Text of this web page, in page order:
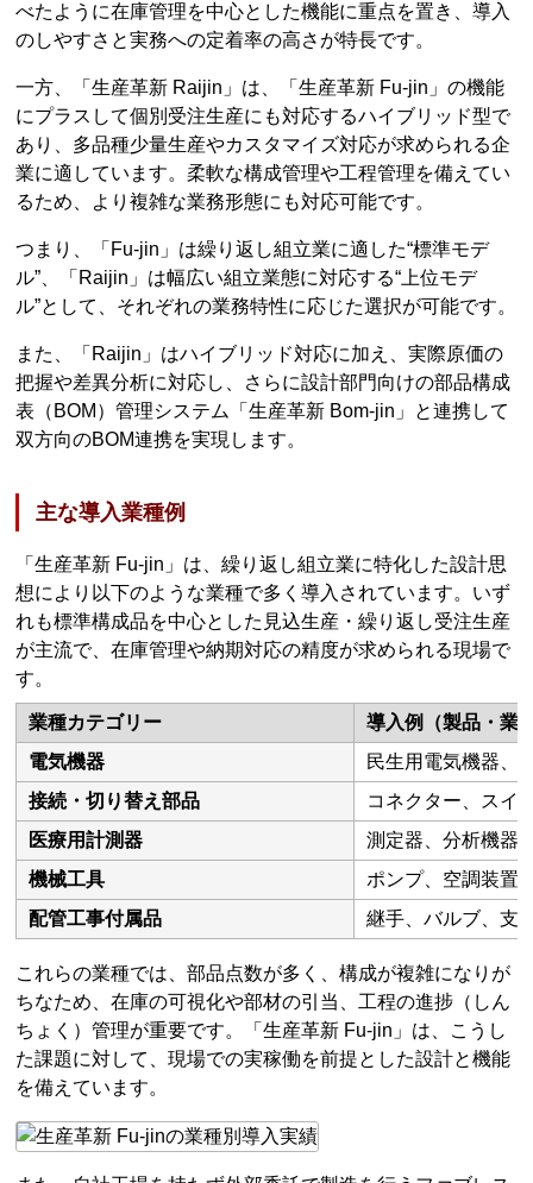
べたように在庫管理を中心とした機能に重点を置き、導入
のしやすさと実務への定着率の高さが特長です。
一方、「生産革新 Raijin」は、「生産革新 Fu-jin」の機能
にプラスして個別受注生産にも対応するハイブリッド型で
あり、多品種少量生産やカスタマイズ対応が求められる企
業に適しています。柔軟な構成管理や工程管理を備えてい
るため、より複雑な業務形態にも対応可能です。
つまり、「Fu-jin」は繰り返し組立業に適した“標準モデ
ル”、「Raijin」は幅広い組立業態に対応する“上位モデ
ル”として、それぞれの業務特性に応じた選択が可能です。
また、「Raijin」はハイブリッド対応に加え、実際原価の
把握や差異分析に対応し、さらに設計部門向けの部品構成
表（BOM）管理システム「生産革新 Bom-jin」と連携して
双方向のBOM連携を実現します。
主な導入業種例
「生産革新 Fu-jin」は、繰り返し組立業に特化した設計思
想により以下のような業種で多く導入されています。いず
れも標準構成品を中心とした見込生産・繰り返し受注生産
が主流で、在庫管理や納期対応の精度が求められる現場で
す。
業種カテゴリー
導入例（製品・業
電気機器
民生用電気機器、
接続・切り替え部品
コネクター、スイ
医療用計測器
測定器、分析機器
機械工具
ポンプ、空調装置
配管工事付属品
継手、バルブ、支
これらの業種では、部品点数が多く、構成が複雑になりが
ちなため、在庫の可視化や部材の引当、工程の進捗（しん
ちょく）管理が重要です。「生産革新 Fu-jin」は、こうし
た課題に対して、現場での実稼働を前提とした設計と機能
を備えています。